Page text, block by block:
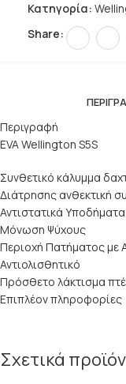
Κατηγορία:
Share:
Περιγραφή
EVA Wellington S5S
Συνθετικό κάλυμμα
Διάτρησης ανθεκτική
Αντιστατικά Υποδήματα
Μόνωση Ψύχους
Περιοχή Πατήματος με
Αντιολισθητικό
Πρόσθετο λάκτισμα
Επιπλέον πληροφορίες
Σχετικά